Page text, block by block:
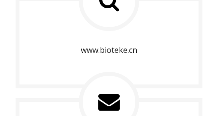
Conservato a temperatura
ambiente a 2 ~ 30 ℃.
www.bioteke.cn